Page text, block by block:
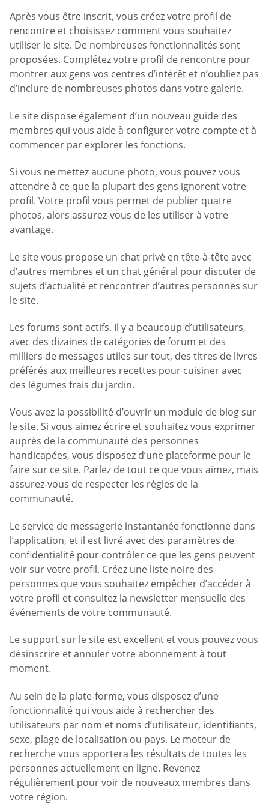
Après vous être inscrit, vous créez votre profil de
rencontre et choisissez comment vous souhaitez
utiliser le site. De nombreuses fonctionnalités sont
proposées. Complétez votre profil de rencontre pour
montrer aux gens vos centres d’intérêt et n’oubliez pas
d’inclure de nombreuses photos dans votre galerie.
Le site dispose également d’un nouveau guide des
membres qui vous aide à configurer votre compte et à
commencer par explorer les fonctions.
Si vous ne mettez aucune photo, vous pouvez vous
attendre à ce que la plupart des gens ignorent votre
profil. Votre profil vous permet de publier quatre
photos, alors assurez-vous de les utiliser à votre
avantage.
Le site vous propose un chat privé en tête-à-tête avec
d’autres membres et un chat général pour discuter de
sujets d’actualité et rencontrer d’autres personnes sur
le site.
Les forums sont actifs. Il y a beaucoup d’utilisateurs,
avec des dizaines de catégories de forum et des
milliers de messages utiles sur tout, des titres de livres
préférés aux meilleures recettes pour cuisiner avec
des légumes frais du jardin.
Vous avez la possibilité d’ouvrir un module de blog sur
le site. Si vous aimez écrire et souhaitez vous exprimer
auprès de la communauté des personnes
handicapées, vous disposez d’une plateforme pour le
faire sur ce site. Parlez de tout ce que vous aimez, mais
assurez-vous de respecter les règles de la
communauté.
Le service de messagerie instantanée fonctionne dans
l’application, et il est livré avec des paramètres de
confidentialité pour contrôler ce que les gens peuvent
voir sur votre profil. Créez une liste noire des
personnes que vous souhaitez empêcher d’accéder à
votre profil et consultez la newsletter mensuelle des
événements de votre communauté.
Le support sur le site est excellent et vous pouvez vous
désinscrire et annuler votre abonnement à tout
moment.
Au sein de la plate-forme, vous disposez d’une
fonctionnalité qui vous aide à rechercher des
utilisateurs par nom et noms d’utilisateur, identifiants,
sexe, plage de localisation ou pays. Le moteur de
recherche vous apportera les résultats de toutes les
personnes actuellement en ligne. Revenez
régulièrement pour voir de nouveaux membres dans
votre région.